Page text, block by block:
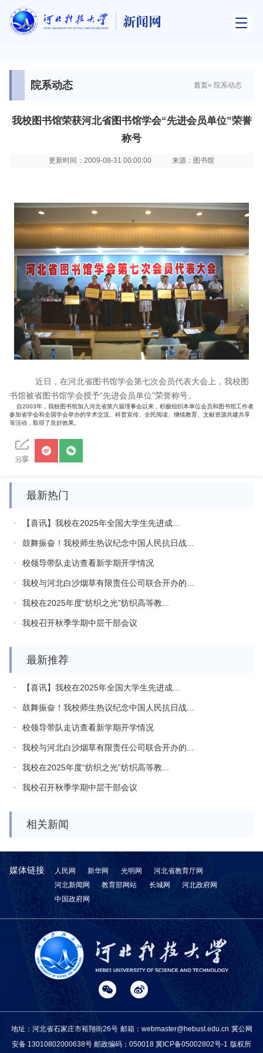
院系动态 首页» 院系动态
我校图书馆荣获河北省图书馆学会“先进会员单位”荣誉
称号
更新时间：2009-08-31 00:00:00 来源：图书馆
近日，在河北省图书馆学会第七次会员代表大会上，我校图
书馆被省图书馆学会授予“先进会员单位”荣誉称号。
自2003年，我校图书馆加入河北省第六届理事会以来，积极组织本单位会员和图书馆工作者
参加省学会和全国学会举办的学术交流、科普宣传、全民阅读、继续教育、文献资源共建共享
等活动，取得了良好效果。
最新热门
【喜讯】我校在2025年全国大学生先进成...
鼓舞振奋！我校师生热议纪念中国人民抗日战...
校领导带队走访查看新学期开学情况
我校与河北白沙烟草有限责任公司联合开办的...
我校在2025年度“纺织之光”纺织高等教...
我校召开秋季学期中层干部会议
最新推荐
【喜讯】我校在2025年全国大学生先进成...
鼓舞振奋！我校师生热议纪念中国人民抗日战...
校领导带队走访查看新学期开学情况
我校与河北白沙烟草有限责任公司联合开办的...
我校在2025年度“纺织之光”纺织高等教...
我校召开秋季学期中层干部会议
相关新闻
媒体链接 人民网 新华网 光明网
河北省教育厅网
河北新闻网
教育部网站 长城网
河北政府网
中国政府网
地址：河北省石家庄市裕翔街26号 邮箱：webmaster@hebust.edu.cn 冀公网
安备 13010802000638号 邮政编码：050018 冀ICP备05002802号-1 版权所